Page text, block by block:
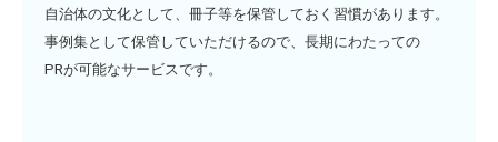
自治体の文化として、冊子等を保管しておく習慣があります。
事例集として保管していただけるので、長期にわたっての
PRが可能なサービスです。